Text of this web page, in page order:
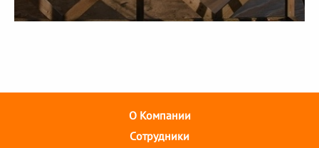
О Компании
Cотрудники